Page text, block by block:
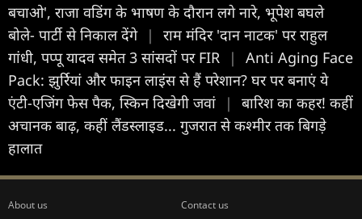
बचाओ', राजा वडिंग के भाषण के दौरान लगे नारे, भूपेश बघले
बोले- पार्टी से निकाल देंगे |
राम मंदिर 'दान नाटक' पर राहुल
गांधी, पप्पू यादव समेत 3 सांसदों पर FIR
|
Anti Aging Face
Pack: झुर्रियां और फाइन लाइंस से हैं परेशान? घर पर बनाएं ये
एंटी-एजिंग फेस पैक, स्किन दिखेगी जवां
|
बारिश का कहर! कहीं
अचानक बाढ़, कहीं लैंडस्लाइड... गुजरात से कश्मीर तक बिगड़े
हालात
About us Contact us